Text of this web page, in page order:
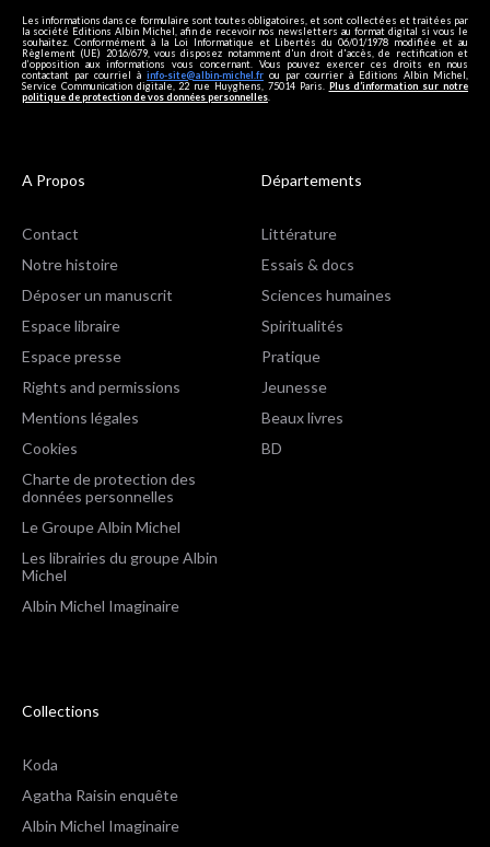
Les informations dans ce formulaire sont toutes obligatoires, et sont collectées et traitées par
la société Editions Albin Michel, afin de recevoir nos newsletters au format digital si vous le
souhaitez. Conformément à la Loi Informatique et Libertés du 06/01/1978 modifiée et au
Règlement (UE) 2016/679, vous disposez notamment d'un droit d'accès, de rectification et
d’opposition aux informations vous concernant. Vous pouvez exercer ces droits en nous
contactant par courriel à info-site@albin-michel.fr ou par courrier à Editions Albin Michel,
Service Communication digitale, 22 rue Huyghens, 75014 Paris. Plus d’information sur notre
politique de protection de vos données personnelles
A Propos
Contact
Notre histoire
Déposer un manuscrit
Espace libraire
Espace presse
Rights and permissions
Mentions légales
Cookies
Charte de protection des
données personnelles
Le Groupe Albin Michel
Les librairies du groupe Albin
Michel
Albin Michel Imaginaire
Départements
Littérature
Essais & docs
Sciences humaines
Spiritualités
Pratique
Jeunesse
Beaux livres
BD
Collections
Koda
Agatha Raisin enquête
Albin Michel Imaginaire